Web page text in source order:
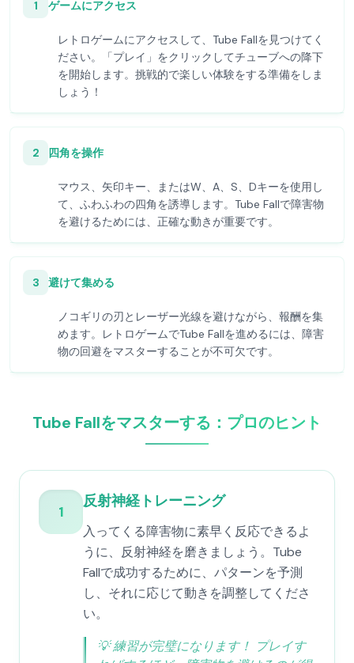
1 ゲームにアクセス
レトロゲームにアクセスして、Tube Fallを見つけてく
ださい。「プレイ」をクリックしてチューブへの降下
を開始します。挑戦的で楽しい体験をする準備をしま
しょう！
2 四角を操作
マウス、矢印キー、またはW、A、S、Dキーを使用し
て、ふわふわの四角を誘導します。Tube Fallで障害物
を避けるためには、正確な動きが重要です。
3 避けて集める
ノコギリの刃とレーザー光線を避けながら、報酬を集
めます。レトロゲームでTube Fallを進めるには、障害
物の回避をマスターすることが不可欠です。
Tube Fallをマスターする：プロのヒント
1
反射神経トレーニング
入ってくる障害物に素早く反応できるよ
うに、反射神経を磨きましょう。Tube
Fallで成功するために、パターンを予測
し、それに応じて動きを調整してくださ
い。
💡練習が完璧になります！ プレイす